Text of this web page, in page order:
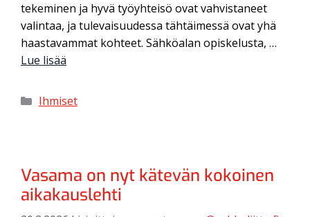
tekeminen ja hyvä työyhteisö ovat vahvistaneet
valintaa, ja tulevaisuudessa tähtäimessä ovat yhä
haastavammat kohteet. Sähköalan opiskelusta, …
Lue lisää
Ihmiset
Vasama on nyt kätevän kokoinen
aikakauslehti